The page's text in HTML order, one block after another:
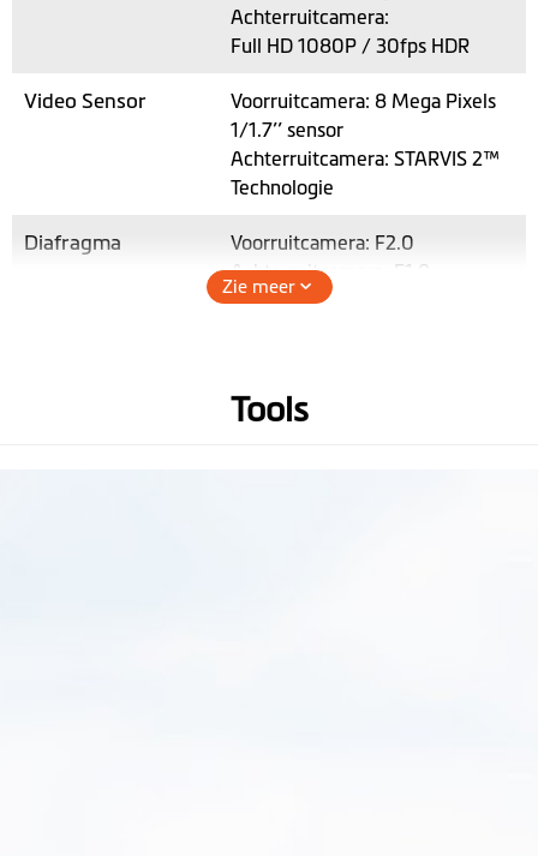
Achterruitcamera:
Full HD 1080P / 30fps HDR
Video Sensor
Voorruitcamera: 8 Mega Pixels
1/1.7’’ sensor
Achterruitcamera: STARVIS 2™
Technologie
Diafragma
Voorruitcamera: F2.0
Achterruitcamera: F1.8
videospeler die 4K HEVC
Zie meer
Tools